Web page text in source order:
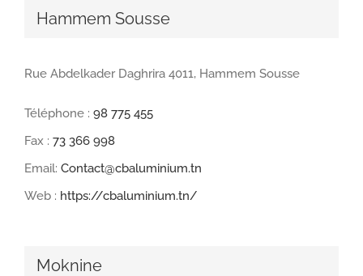
Hammem Sousse
Rue Abdelkader Daghrira 4011, Hammem Sousse
Téléphone : 98 775 455
Fax : 73 366 998
Email: Contact@cbaluminium.tn
Web : https://cbaluminium.tn/
Moknine